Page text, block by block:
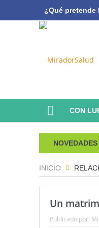
¿Qué pretende
CON
NOVEDADES
INICIO
Un
Publicado por: